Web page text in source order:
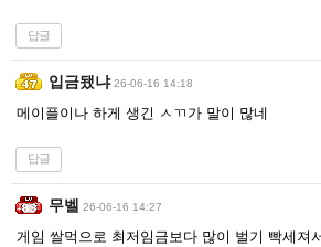
답글
입금됐냐 26-06-16 14:18
메이플이나 하게 생긴 ㅅㄲ가 말이 많네
답글
무벨 26-06-16 14:27
게임 쌀먹으로 최저임금보다 많이 벌기 빡세져